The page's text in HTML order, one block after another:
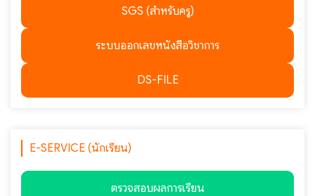
SGS (สำหรับครู)
ระบบออกเลขหนังสือวิชาการ
DS-FILE
E-SERVICE (นักเรียน)
ตรวจสอบผลการเรียน